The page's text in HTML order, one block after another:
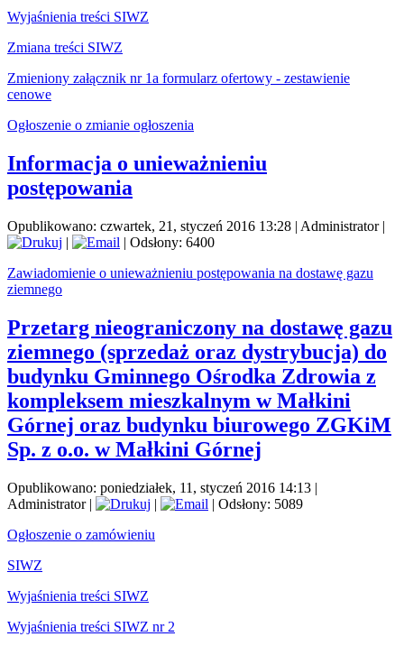
Wyjaśnienia treści SIWZ
Zmiana treści SIWZ
Zmieniony załącznik nr 1a formularz ofertowy - zestawienie
cenowe
Ogłoszenie o zmianie ogłoszenia
Informacja o unieważnieniu
postępowania
Opublikowano: czwartek, 21, styczeń 2016 13:28 | Administrator|
|
| Odsłony: 6400
Zawiadomienie o unieważnieniu postępowania na dostawę gazu
ziemnego
Przetarg nieograniczony na dostawę gazu
ziemnego (sprzedaż oraz dystrybucja) do
budynku Gminnego Ośrodka Zdrowia z
kompleksem mieszkalnym w Małkini
Górnej oraz budynku biurowego ZGKiM
Sp. z o.o. w Małkini Górnej
Opublikowano: poniedziałek, 11, styczeń 2016 14:13 |
Administrator| |
| Odsłony: 5089
Ogłoszenie o zamówieniu
SIWZ
Wyjaśnienia treści SIWZ
Wyjaśnienia treści SIWZ nr 2